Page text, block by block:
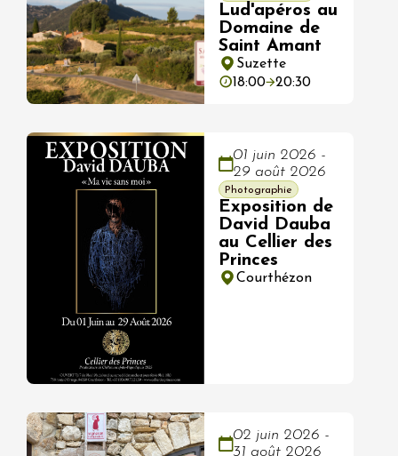
Lud'apéros au
Domaine de
Saint Amant
Suzette
18:00
20:30
01 juin 2026 -
29 août 2026
Photographie
Exposition de
David Dauba
au Cellier des
Princes
Courthézon
02 juin 2026 -
31 août 2026